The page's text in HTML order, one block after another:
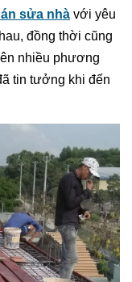
sửa nhà với yêu
đồng thời cũng
nhiều phương
tin tưởng khi đến